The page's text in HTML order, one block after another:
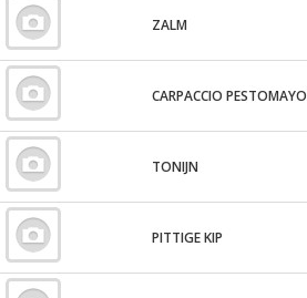
ZALM
CARPACCIO PESTOMAYO
TONIJN
PITTIGE KIP